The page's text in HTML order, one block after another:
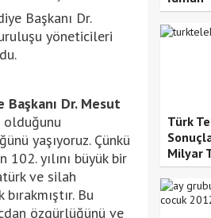
Başkanı Dr.
yöneticileri
Dr. Mesut
olduğunu
yaşıyoruz. Çünkü
yılını büyük bir
ve silah
Bu
özgürlüğünü ve
Türk
Milyar